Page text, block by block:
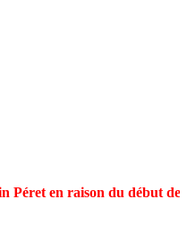
Péret en raison du début